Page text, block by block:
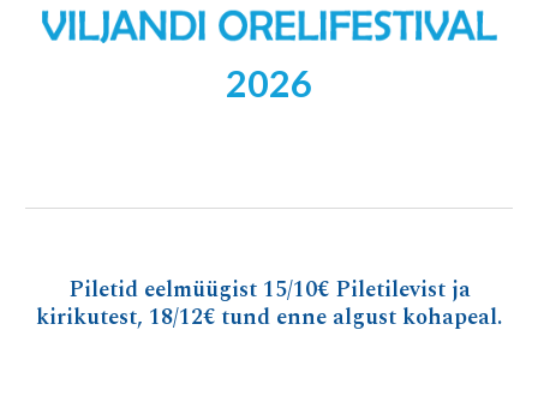
2026
Piletid eelmüügist 15/10€ Piletilevist ja
kirikutest, 18/12€ tund enne algust kohapeal.